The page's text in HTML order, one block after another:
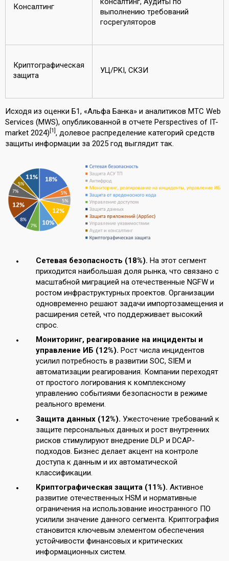
Консалтинг
выполнению требований
госрегуляторов
Криптографическая
защита
УЦ/PKI, СКЗИ
Исходя из оценки Б1, «Альфа Банка» и аналитиков МТС Web
Services (MWS), опубликованной в отчете Perspectives of IT-
market 2024) [1] , долевое распределение категорий средств
защиты информации за 2025 год выглядит так.
Сетевая безопасность (18%). На этот сегмент
приходится наибольшая доля рынка, что связано с
масштабной миграцией на отечественные NGFW и
ростом инфраструктурных проектов. Организации
одновременно решают задачи импортозамещения и
расширения сетей, что поддерживает высокий
спрос.
Мониторинг, реагирование на инциденты и
управление ИБ (12%). Рост числа инцидентов
усилил потребность в развитии SOC, SIEM и
автоматизации реагирования. Компании переходят
от простого логирования к комплексному
управлению событиями безопасности в режиме
реального времени.
Защита данных (12%). Ужесточение требований к
защите персональных данных и рост внутренних
рисков стимулируют внедрение DLP и DCAP-
подходов. Бизнес делает акцент на контроле
доступа к данным и их автоматической
классификации.
Криптографическая защита (11%). Активное
развитие отечественных HSM и нормативные
ограничения на использование иностранного ПО
усилили значение данного сегмента. Криптография
становится ключевым элементом обеспечения
устойчивости финансовых и критических
информационных систем.